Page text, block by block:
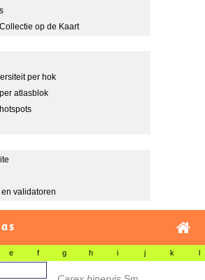
op de Kaart
per hok
atlasblok
validatoren
e f g h i j k l